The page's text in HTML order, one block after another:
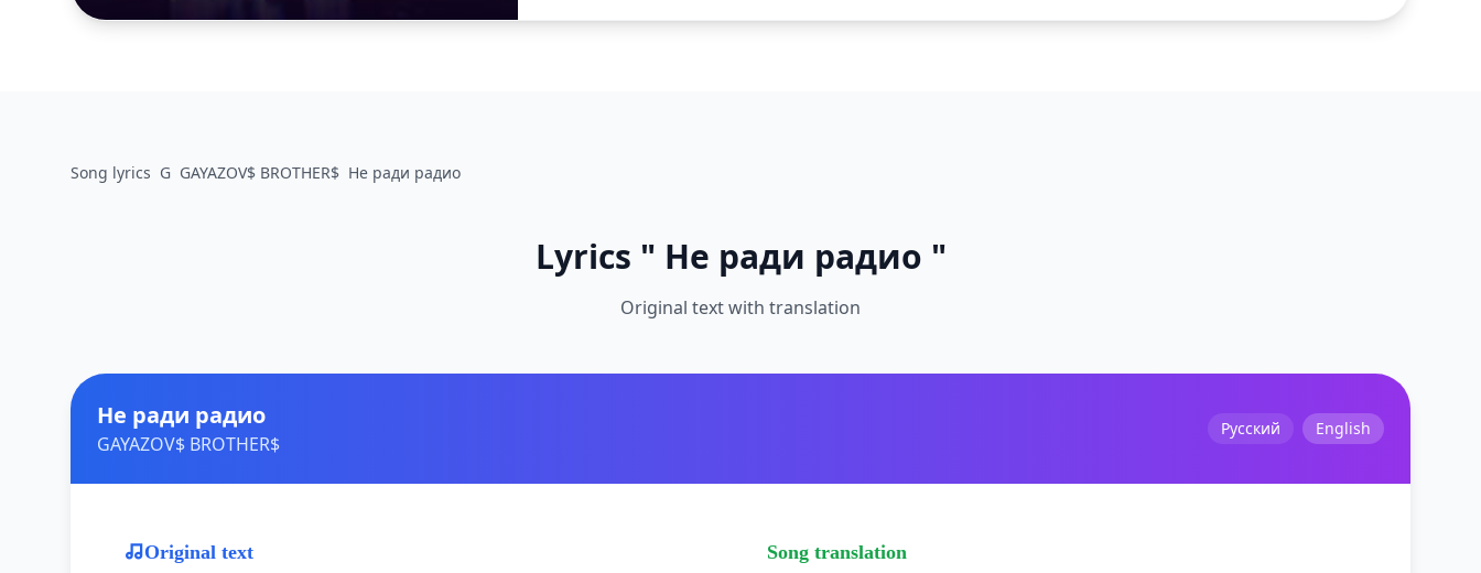
Song lyrics G GAYAZOV$ BROTHER$ Не ради радио
Lyrics " Не ради радио "
Original text with translation
Не ради радио
GAYAZOV$ BROTHER$
Русский English
Original text Song translation